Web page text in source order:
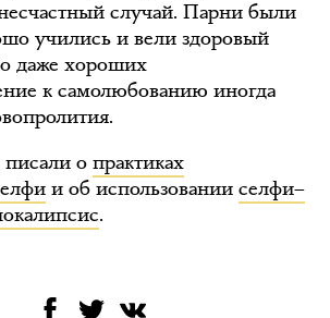
случай. Парни были
учились и вели здоровый
даже хороших
к самолюбованию иногда
о практиках
и об использовании селфи–
.